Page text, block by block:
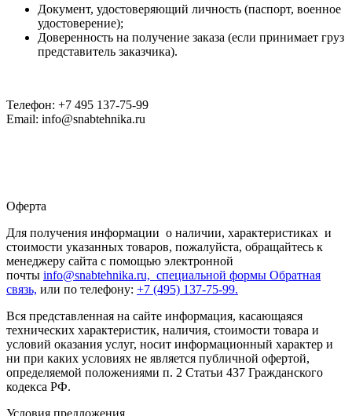
Документ, удостоверяющий личность (паспорт, военное
удостоверение);
Доверенность на получение заказа (если принимает груз
представитель заказчика).
Телефон: +7 495 137-75-99
Email: info@snabtehnika.ru
Оферта
Для получения информации о наличии, характеристиках и
стоимости указанных товаров, пожалуйста, обращайтесь к
менеджеру сайта с помощью электронной
почты info@snabtehnika.ru, специальной формы Обратная
связь, или по телефону: +7 (495) 137-75-99.
Вся представленная на сайте информация, касающаяся
технических характеристик, наличия, стоимости товара и
условий оказания услуг, носит информационный характер и
ни при каких условиях не является публичной офертой,
определяемой положениями п. 2 Статьи 437 Гражданского
кодекса РФ.